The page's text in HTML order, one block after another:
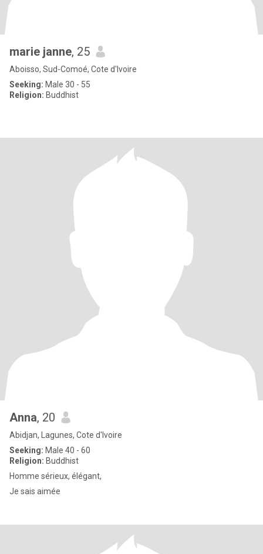
marie janne, 25
Aboisso, Sud-Comoé, Cote d'Ivoire
Seeking: Male 30 - 55
Religion: Buddhist
Anna, 20
Abidjan, Lagunes, Cote d'Ivoire
Seeking: Male 40 - 60
Religion: Buddhist
Homme sérieux, élégant,
Je sais aimée